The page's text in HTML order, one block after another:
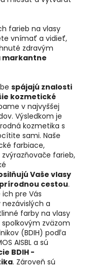
farieb na vlasy
vnímať a vidieť,
zdravým
markantne
spájajú znalosti
kozmetické
v najvyššej
Výsledkom je
kozmetika s
sami. Naše
farbiace,
farieb,
Vaše vlasy
cestou.
pre Vás
a
farby na vlasy
zväzom
(BDIH) podľa
AISBL a sú
BDIH -
. Zároveň sú